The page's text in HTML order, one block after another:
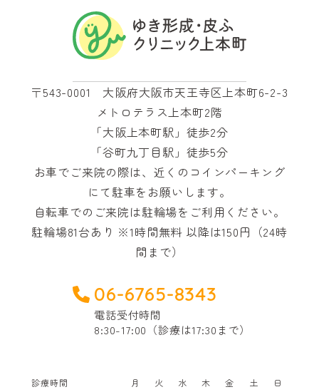
〒543-0001 大阪府大阪市天王寺区上本町6-2-3
メトロテラス上本町2階
「大阪上本町駅」徒歩2分
「谷町九丁目駅」徒歩5分
お車でご来院の際は、近くのコインパーキング
にて駐車をお願いします。
自転車でのご来院は駐輪場をご利用ください。
駐輪場81台あり ※1時間無料 以降は150円（24時
間まで）
06-6765-8343
電話受付時間
8:30-17:00（診療は17:30まで）
診療時間 月 火 水 木 金 土 日